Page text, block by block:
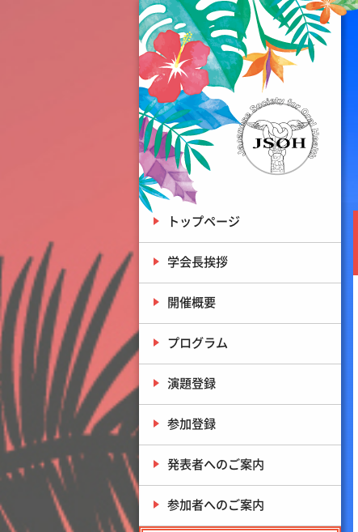
トップページ
学会長挨拶
開催概要
プログラム
演題登録
参加登録
発表者へのご案内
参加者へのご案内